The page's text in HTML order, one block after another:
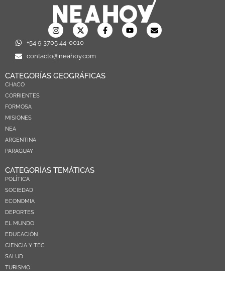
+54 9 3705 44-0010
contacto@neahoy.com
CATEGORÍAS GEOGRÁFICAS
CHACO
CORRIENTES
FORMOSA
MISIONES
NEA
ARGENTINA
PARAGUAY
CATEGORÍAS TEMÁTICAS
POLÍTICA
SOCIEDAD
ECONOMIA
DEPORTES
EL MUNDO
EDUCACIÓN
CIENCIA Y TEC
SALUD
TURISMO